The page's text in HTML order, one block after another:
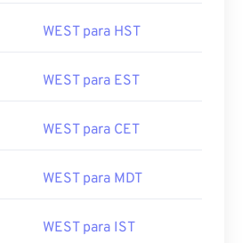
WEST para HST
WEST para EST
WEST para CET
WEST para MDT
WEST para IST